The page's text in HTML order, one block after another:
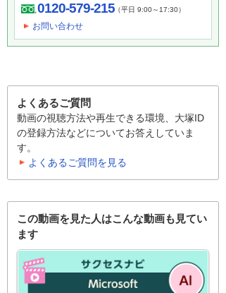
0120-579-215（平日 9:00～17:30）
お問い合わせ
よくあるご質問
動画の視聴方法や再生できる環境、大塚ID
の登録方法などについてお答えしていま
す。
よくあるご質問を見る
この動画を見た人はこんな動画も見てい
ます